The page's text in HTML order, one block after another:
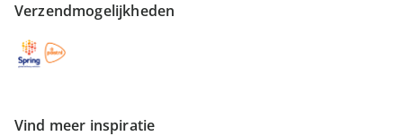
Verzendmogelijkheden
Vind meer inspiratie